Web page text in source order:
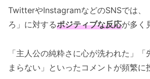
TwitterやInstagramなどのSNSでは、
ろ」に対するポジティブな反応が多く
「主人公の純粋さに心が洗われた」
まらない」といったコメントが頻繁に